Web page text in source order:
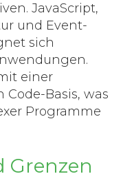
JavaScript,
und Event-
sich
einer
Basis, was
Programme
Grenzen